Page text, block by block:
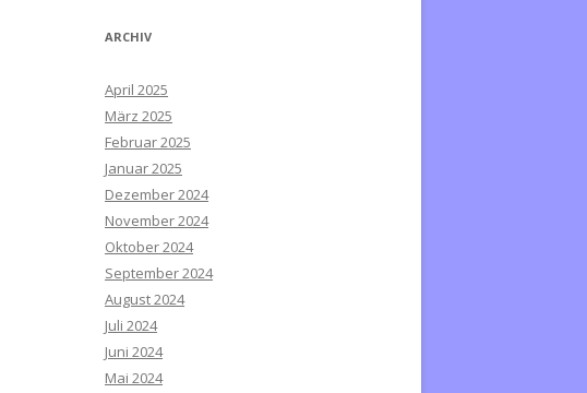
ARCHIV
April 2025
März 2025
Februar 2025
Januar 2025
Dezember 2024
November 2024
Oktober 2024
September 2024
August 2024
Juli 2024
Juni 2024
Mai 2024